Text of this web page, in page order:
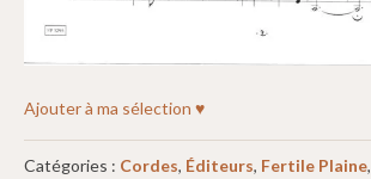
Ajouter à ma sélection ♥
Catégories : Cordes, Éditeurs, Fertile Plaine,